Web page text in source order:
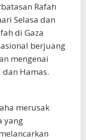
Rafah
Selasa dan
di Gaza
berjuang
mengenai
Hamas.
merusak
yang